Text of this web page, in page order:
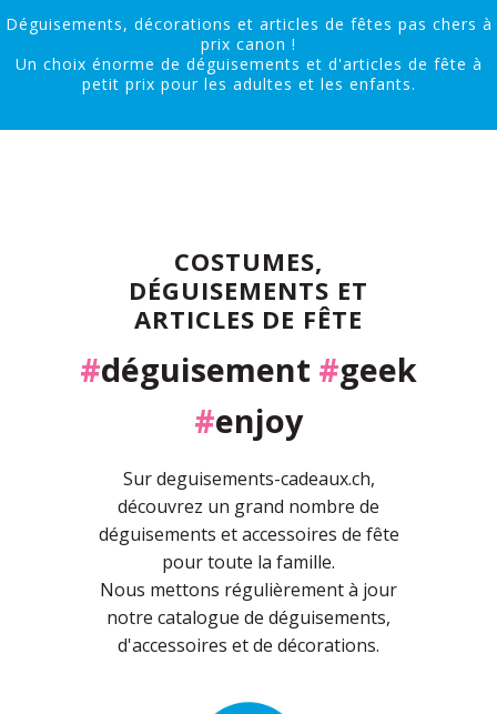
Déguisements, décorations et articles de fêtes pas chers à
prix canon !
Un choix énorme de déguisements et d'articles de fête à
petit prix pour les adultes et les enfants.
COSTUMES,
DÉGUISEMENTS ET
ARTICLES DE FÊTE
#déguisement #geek
#enjoy
Sur deguisements-cadeaux.ch,
découvrez un grand nombre de
déguisements et accessoires de fête
pour toute la famille.
Nous mettons régulièrement à jour
notre catalogue de déguisements,
d'accessoires et de décorations.